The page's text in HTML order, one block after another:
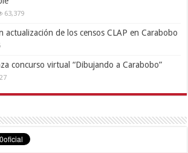
63,379
actualización de los censos CLAP en Carabobo
concurso virtual “Dibujando a Carabobo”